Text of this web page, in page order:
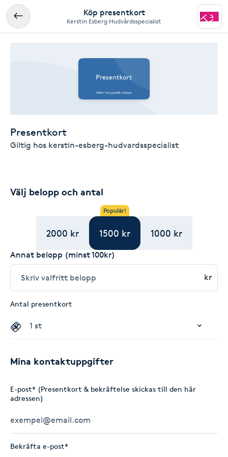
Köp presentkort
Kerstin Esberg Hudvårdsspecialist
Presentkort
Giltig hos kerstin-esberg-hudvardsspecialist
Välj belopp och antal
2000 kr
Populär!
1500 kr 1000 kr
Annat belopp (minst 100kr)
kr
Antal presentkort
Mina kontaktuppgifter
E-post* (Presentkort & bekräftelse skickas till den här
adressen)
Bekräfta e-post*